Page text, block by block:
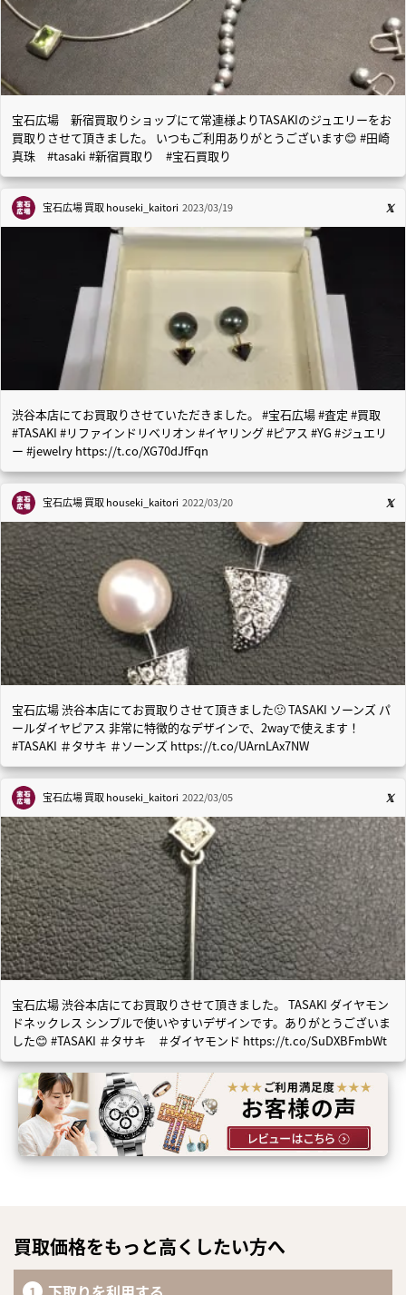
宝石広場 新宿買取りショップにて常連様よりTASAKIのジュエリーをお
買取りさせて頂きました。 いつもご利用ありがとうございます😊 #田崎
真珠 #tasaki #新宿買取り #宝石買取り
宝石広場 買取houseki_kaitori 2023/03/19
渋谷本店にてお買取りさせていただきました。 #宝石広場 #査定 #買取
#TASAKI #リファインドリベリオン #イヤリング #ピアス #YG #ジュエリ
ー #jewelry https://t.co/XG70dJfFqn
宝石広場 買取houseki_kaitori 2022/03/20
宝石広場 渋谷本店にてお買取りさせて頂きました🙂 TASAKI ソーンズ パ
ールダイヤピアス 非常に特徴的なデザインで、2wayで使えます！
#TASAKI ＃タサキ ＃ソーンズ https://t.co/UArnLAx7NW
宝石広場 買取houseki_kaitori 2022/03/05
宝石広場 渋谷本店にてお買取りさせて頂きました。 TASAKI ダイヤモン
ドネックレス シンプルで使いやすいデザインです。ありがとうございま
した😊 #TASAKI ＃タサキ ＃ダイヤモンド https://t.co/SuDXBFmbWt
買取価格をもっと高くしたい方へ